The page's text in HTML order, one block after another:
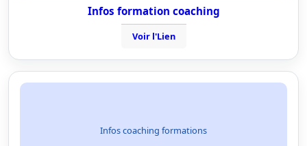
Infos formation coaching
Voir l'Lien
Infos coaching formations